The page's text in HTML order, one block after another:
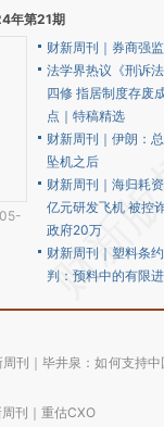
年第21期
财新周刊｜券商强
法学界热议《刑诉法
四修 指居制度存废
点｜特稿精选
财新周刊｜伊朗：
坠机之后
财新周刊｜海归耗
亿元研发飞机 被控
政府20万
财新周刊｜塑料条
判：预料中的有限
周刊｜毕井泉：如何支持中
周刊｜重估CXO